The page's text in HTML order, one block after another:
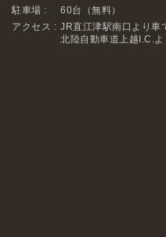
駐車場 :
60台（無料）
アクセス : JR直江津駅南口より車
北陸自動車道上越I.C.